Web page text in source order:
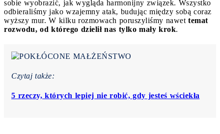
sobie wyobrazić, jak wygląda harmonijny związek. Wszystko
odbieraliśmy jako wzajemny atak, budując między sobą coraz
wyższy mur. W kilku rozmowach poruszyliśmy nawet temat
rozwodu, od którego dzielił nas tylko mały krok.
Czytaj także:
5 rzeczy, których lepiej nie robić, gdy jesteś wściekła